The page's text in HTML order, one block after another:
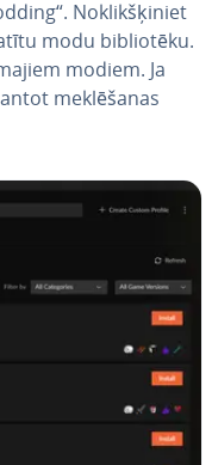
No­klik­šķi­niet
modu bib­lio­tē­ku.
modiem. Ja
mek­lē­ša­nas